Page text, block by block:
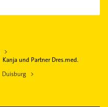
Kanja und Partner Dres.med.
Duisburg